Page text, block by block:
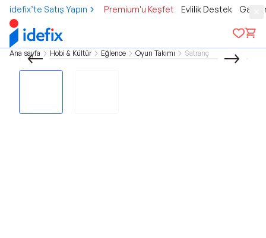
idefix’te Satış Yapın Premium'u Keşfet Evlilik Destek
Ana sayfa Hobi & Kültür Eğlence Oyun Takımı Satranç